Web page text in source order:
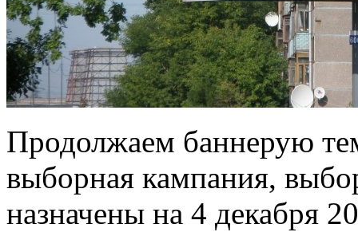
Продолжаем баннерую
выборная кампания,
назначены на 4 декабря